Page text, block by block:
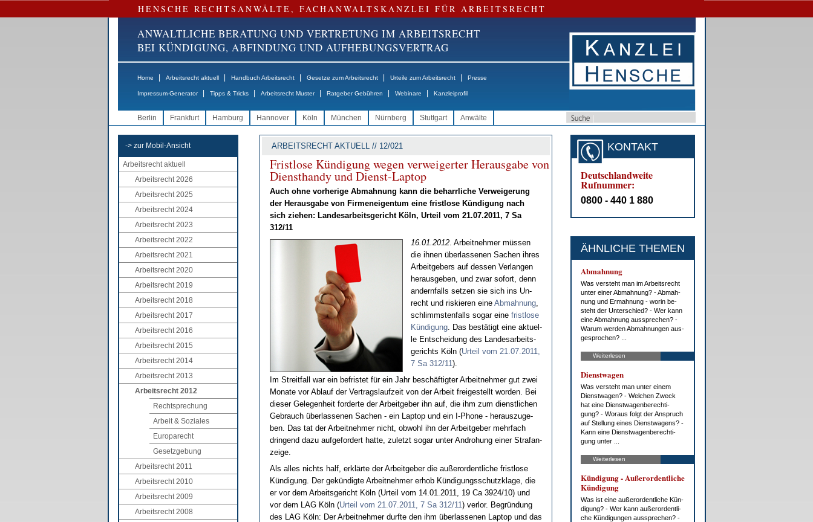
HENSCHE RECHTSANWÄLTE, FACHANWALTSKANZLEI FÜR ARBEITSRECHT
ANWALTLICHE BERATUNG UND VERTRETUNG IM ARBEITSRECHT
BEI KÜNDIGUNG, ABFINDUNG UND AUFHEBUNGSVERTRAG
Home Arbeitsrecht aktuell Handbuch Arbeitsrecht Gesetze zum Arbeitsrecht Urteile zum Arbeitsrecht Presse
Impressum-Generator Tipps & Tricks Arbeitsrecht Muster Ratgeber Gebühren Webinare Kanzleiprofil
Berlin Frankfurt Hamburg Hannover Köln München Nürnberg Stuttgart Anwälte
-> zur Mobil-Ansicht
Arbeitsrecht aktuell
Arbeitsrecht 2026
Arbeitsrecht 2025
Arbeitsrecht 2024
Arbeitsrecht 2023
Arbeitsrecht 2022
Arbeitsrecht 2021
Arbeitsrecht 2020
Arbeitsrecht 2019
Arbeitsrecht 2018
Arbeitsrecht 2017
Arbeitsrecht 2016
Arbeitsrecht 2015
Arbeitsrecht 2014
Arbeitsrecht 2013
Arbeitsrecht 2012
Rechtsprechung
Arbeit & Soziales
Europarecht
Gesetzgebung
Arbeitsrecht 2011
Arbeitsrecht 2010
Arbeitsrecht 2009
Arbeitsrecht 2008
ARBEITSRECHT AKTUELL // 12/021
Frist­lo­se Kün­di­gung we­gen ver­wei­ger­ter Her­aus­ga­be von
Dienst­han­dy und Dienst-Lap­top
Auch oh­ne vor­he­ri­ge Ab­mah­nung kann die be­harr­li­che Ver­wei­ge­rung
der Her­aus­ga­be von Fir­men­ei­gen­tum ei­ne frist­lo­se Kün­di­gung nach
sich zie­hen: Lan­des­ar­beits­ge­richt Köln, Ur­teil vom 21.07.2011, 7 Sa
312/11
16.01.2012. Ar­beit­neh­mer müs­sen
die ih­nen über­las­se­nen Sa­chen ih­res
Ar­beit­ge­bers auf des­sen Ver­lan­gen
her­aus­ge­ben, und zwar so­fort, denn
an­dern­falls set­zen sie sich ins Un­
recht und ris­kie­ren ei­ne Ab­mah­nung,
schlimms­ten­falls so­gar ei­ne frist­lo­se
Kün­di­gung. Das be­stä­tigt ei­ne ak­tu­el­
le Ent­schei­dung des Lan­des­ar­beits­
ge­richts Köln (Ur­teil vom 21.07.2011,
7 Sa 312/11).
Im Streit­fall war ein be­fris­tet für ein Jahr be­schäf­tig­ter Ar­beit­neh­mer gut zwei
Mo­na­te vor Ab­lauf der Ver­trags­lauf­zeit von der Ar­beit frei­ge­stellt wor­den. Bei
die­ser Ge­le­gen­heit for­der­te der Ar­beit­ge­ber ihn auf, die ihm zum dienst­li­chen
Ge­brauch über­las­se­nen Sa­chen - ein Lap­top und ein I-Pho­ne - her­aus­zu­ge­
ben. Das tat der Ar­beit­neh­mer nicht, ob­wohl ihn der Ar­beit­ge­ber mehr­fach
drin­gend da­zu auf­ge­for­dert hat­te, zu­letzt so­gar un­ter An­dro­hung ei­ner Straf­an­
zei­ge.
Als al­les nichts half, er­klär­te der Ar­beit­ge­ber die au­ßer­or­dent­li­che frist­lo­se
Kün­di­gung. Der ge­kün­dig­te Ar­beit­neh­mer er­hob Kün­di­gungs­schutz­kla­ge, die
er vor dem Ar­beits­ge­richt Köln (Ur­teil vom 14.01.2011, 19 Ca 3924/10) und
vor dem LAG Köln (Ur­teil vom 21.07.2011, 7 Sa 312/11) ver­lor. Be­grün­dung
des LAG Köln: Der Ar­beit­neh­mer durf­te den ihm über­las­se­nen Lap­top und das
KONTAKT
Deutschlandweite
Rufnummer:
0800 - 440 1 880
ÄHNLICHE THEMEN
Ab­mah­nung
Was ver­steht man im Ar­beits­recht
un­ter ei­ner Ab­mah­nung? - Ab­mah­
nung und Er­mah­nung - wor­in be­
steht der Un­ter­schied? - Wer kann
ei­ne Ab­mah­nung aus­spre­chen? -
War­um wer­den Ab­mah­nun­gen aus­
ge­spro­chen? ...
Weiterlesen
Dienst­wa­gen
Was ver­steht man un­ter ei­nem
Dienst­wa­gen? - Wel­chen Zweck
hat ei­ne Dienst­wa­gen­be­rech­ti­
gung? - Wor­aus folgt der An­spruch
auf Stel­lung ei­nes Dienst­wa­gens? -
Kann ei­ne Dienst­wa­gen­be­rech­ti­
gung un­ter ...
Weiterlesen
Kün­di­gung - Au­ßer­or­dent­li­che
Kün­di­gung
Was ist ei­ne au­ßer­or­dent­li­che Kün­
di­gung? - Wer kann au­ßer­or­dent­li­
che Kün­di­gun­gen aus­spre­chen? -